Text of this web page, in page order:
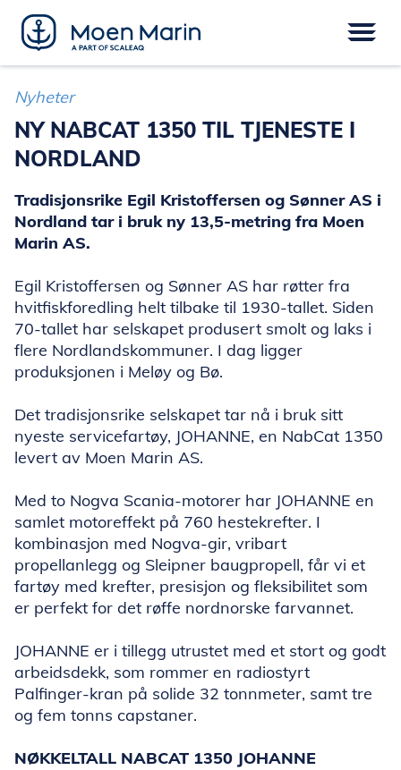
Skip
content
Nyheter
NY NABCAT 1350 TIL TJENESTE I
NORDLAND
Tradisjonsrike Egil Kristoffersen og Sønner AS i
Nordland tar i bruk ny 13,5-metring fra Moen
Marin AS.
Egil Kristoffersen og Sønner AS har røtter fra
hvitfiskforedling helt tilbake til 1930-tallet. Siden
70-tallet har selskapet produsert smolt og laks i
flere Nordlandskommuner. I dag ligger
produksjonen i Meløy og Bø.
Det tradisjonsrike selskapet tar nå i bruk sitt
nyeste servicefartøy, JOHANNE, en NabCat 1350
levert av Moen Marin AS.
Med to Nogva Scania-motorer har JOHANNE en
samlet motoreffekt på 760 hestekrefter. I
kombinasjon med Nogva-gir, vribart
propellanlegg og Sleipner baugpropell, får vi et
fartøy med krefter, presisjon og fleksibilitet som
er perfekt for det røffe nordnorske farvannet.
JOHANNE er i tillegg utrustet med et stort og godt
arbeidsdekk, som rommer en radiostyrt
Palfinger-kran på solide 32 tonnmeter, samt tre
og fem tonns capstaner.
NØKKELTALL NABCAT 1350 JOHANNE